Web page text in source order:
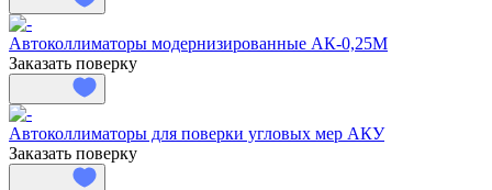
Автоколлиматоры модернизированные АК-0,25М
Заказать поверку
Автоколлиматоры для поверки угловых мер АКУ
Заказать поверку